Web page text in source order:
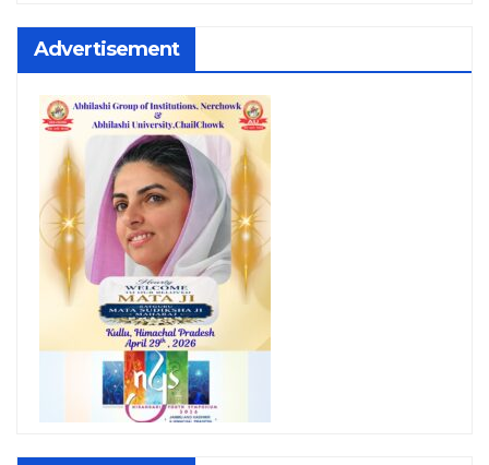
Advertisement